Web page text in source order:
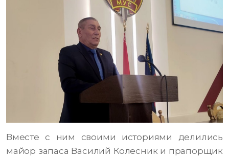
Вместе с ним своими историями делились
майор запаса Василий Колесник и прапорщик